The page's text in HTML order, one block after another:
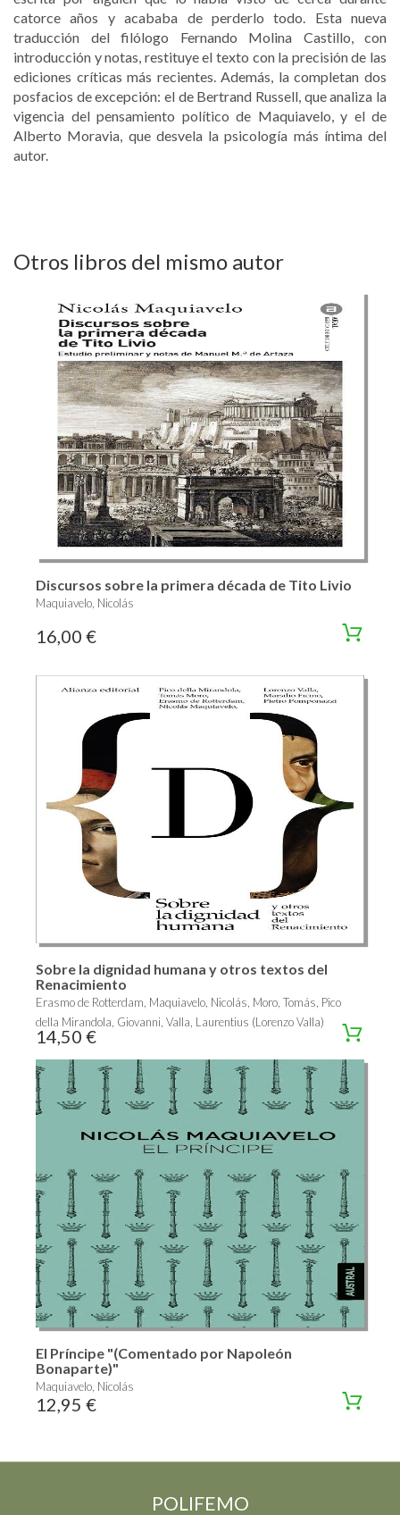
catorce años y acababa de perderlo todo. Esta nueva
traducción del filólogo Fernando Molina Castillo, con
introducción y notas, restituye el texto con la precisión de las
ediciones críticas más recientes. Además, la completan dos
posfacios de excepción: el de Bertrand Russell, que analiza la
vigencia del pensamiento político de Maquiavelo, y el de
Alberto Moravia, que desvela la psicología más íntima del
autor.
Otros libros del mismo autor
Discursos sobre la primera década de Tito Livio
Maquiavelo, Nicolás
16,00 €
Sobre la dignidad humana y otros textos del
Renacimiento
Erasmo de Rotterdam, Maquiavelo, Nicolás, Moro, Tomás, Pico
della Mirandola, Giovanni, Valla, Laurentius (Lorenzo Valla)
14,50 €
El Príncipe "(Comentado por Napoleón
Bonaparte)"
Maquiavelo, Nicolás
12,95 €
POLIFEMO